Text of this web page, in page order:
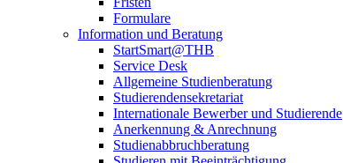
Formulare
Information und Beratung
StartSmart@THB
Service Desk
Allgemeine Studienberatung
Studierendensekretariat
Internationale Bewerber und Studierende
Anerkennung & Anrechnung
Studienabbruchberatung